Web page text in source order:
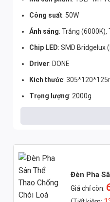
Công suất: 50W
Ánh sáng: Trắng
Chip LED: SMD Bridgelux
Driver: DONE
Kích thước:
Trọng lượng: 2000g
: Hợp kim nhôm
PF: > 0.9 (hệ số công
Hiệu suất chip LED
Tiêu chuẩn bảo vệ: IP66
Tuổi thọ : 50.000 giờ
Đèn Pha
Giá chỉ còn: